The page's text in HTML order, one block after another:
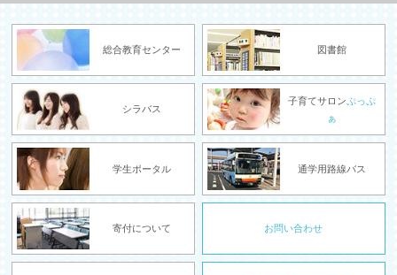
総合教育センター 図書館
シラバス
子育てサロンぷっぷ
ぁ
学生ポータル 通学用路線バス
寄付について お問い合わせ